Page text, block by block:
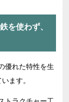
を使わず、
優れた特性を生
ます。